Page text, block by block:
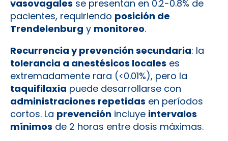
vasovagales se presentan en 0.2-0.8% de
pacientes, requiriendo posición de
Trendelenburg y monitoreo.
Recurrencia y prevención secundaria: la
tolerancia a anestésicos locales es
extremadamente rara (<0.01%), pero la
taquifilaxia puede desarrollarse con
administraciones repetidas en períodos
cortos. La prevención incluye intervalos
mínimos de 2 horas entre dosis máximas.